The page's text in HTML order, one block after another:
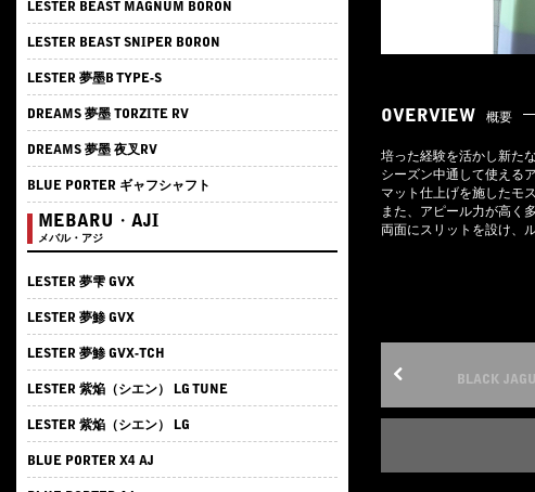
LESTER BEAST MAGNUM BORON
LESTER BEAST SNIPER BORON
LESTER 夢墨B TYPE-S
DREAMS 夢墨 TORZITE RV
DREAMS 夢墨 夜叉RV
BLUE PORTER ギャフシャフト
MEBARU・AJI
メバル・アジ
LESTER 夢雫 GVX
LESTER 夢鯵 GVX
LESTER 夢鯵 GVX-TCH
LESTER 紫焔（シエン） LG TUNE
LESTER 紫焔（シエン） LG
BLUE PORTER X4 AJ
OVERVIEW 概要
培った経験を活かし新た
シーズン中通して使える
マット仕上げを施したモ
また、アピール力が高く
両面にスリットを設け、
BLACK